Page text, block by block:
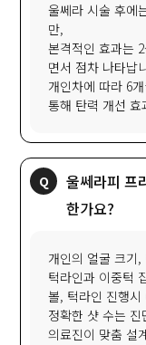
울쎄라 시술 후에
만,
본격적인 효과는
면서 점차 나타납
개인차에 따라 6
통해 탄력 개선
울쎄라피 프
한가요?
개인의 얼굴 크기
턱라인과 이중턱
볼, 턱라인 진행시
정확한 샷 수는
의료진이 맞춤 설